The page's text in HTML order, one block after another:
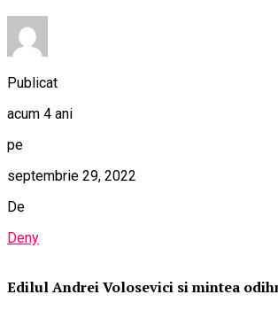
Publicat
acum 4 ani
pe
septembrie 29, 2022
De
Deny
Edilul Andrei Volosevici si mintea